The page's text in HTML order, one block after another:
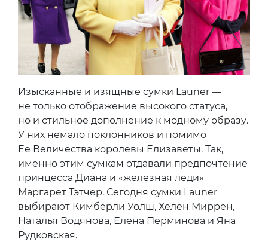
Изысканные и изящные сумки Launer —
не только отображение высокого статуса,
но и стильное дополнение к модному образу.
У них немало поклонников и помимо
Ее Величества королевы Елизаветы. Так,
именно этим сумкам отдавали предпочтение
принцесса Диана и «железная леди»
Маргарет Тэтчер. Сегодня сумки Launer
выбирают Кимберли Уолш, Хелен Миррен,
Наталья Водянова, Елена Перминова и Яна
Рудковская.